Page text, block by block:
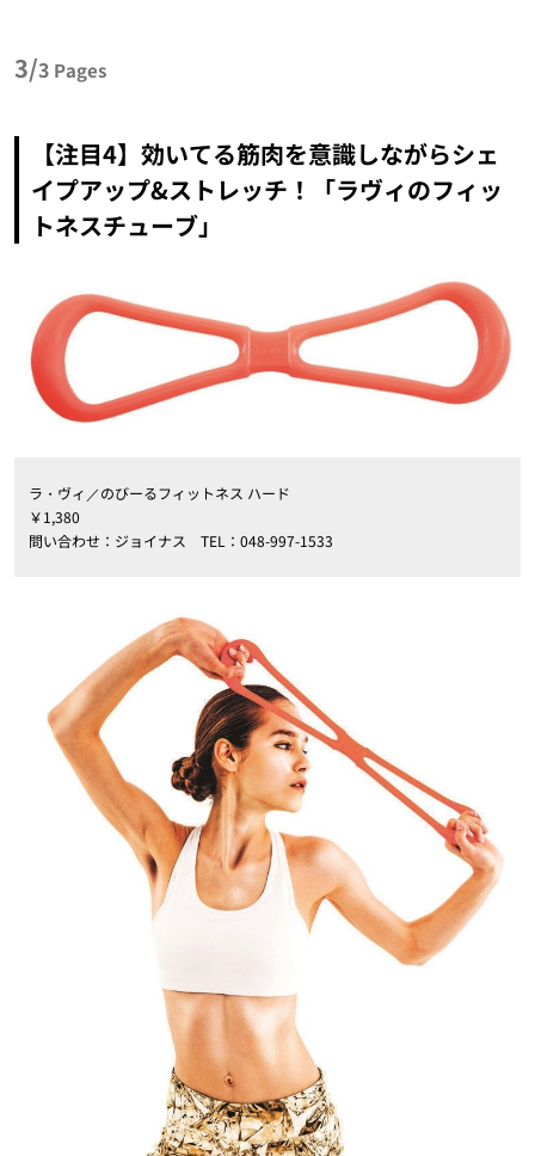
3/3 Pages
【注目4】効いてる筋肉を意識しながらシェ
イプアップ&ストレッチ！「ラヴィのフィッ
トネスチューブ」
ラ・ヴィ／のびーるフィットネス ハード
￥1,380
問い合わせ：ジョイナス TEL：048-997-1533